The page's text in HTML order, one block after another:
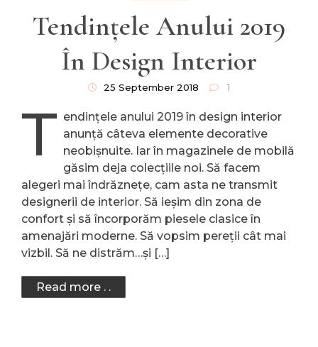
Tendințele Anului 2019
În Design Interior
25 September 2018 1
T endințele anului 2019 în design interior
anunță câteva elemente decorative
neobișnuite. Iar în magazinele de mobilă
găsim deja colecțiile noi. Să facem
alegeri mai îndrăznețe, cam asta ne transmit
designerii de interior. Să ieșim din zona de
confort și să încorporăm piesele clasice în
amenajări moderne. Să vopsim pereții cât mai
vizbil. Să ne distrăm…și […]
Read more . .